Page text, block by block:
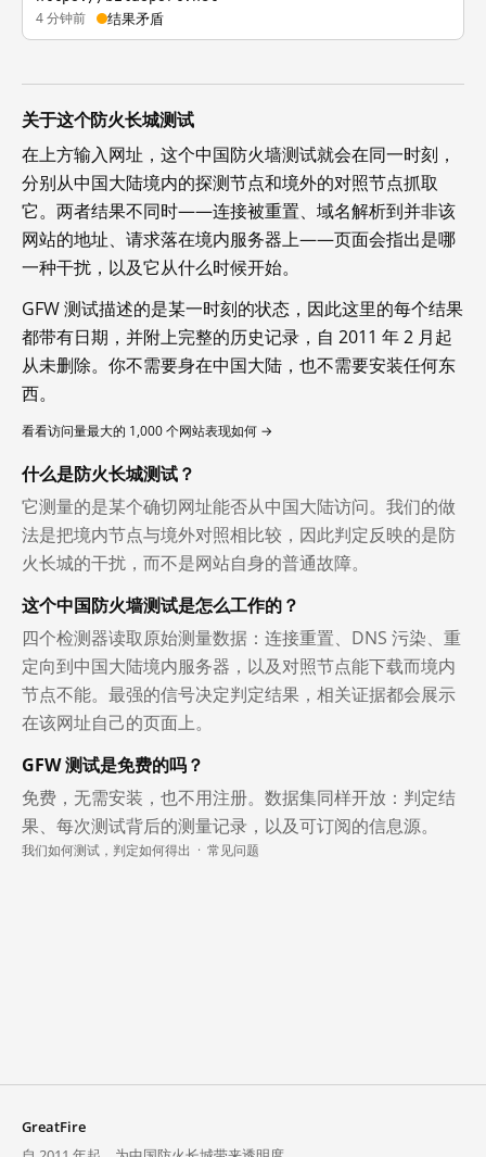
4 分钟前 结果矛盾
关于这个防火长城测试
在上方输入网址，这个中国防火墙测试就会在同一时刻，
分别从中国大陆境内的探测节点和境外的对照节点抓取
它。两者结果不同时——连接被重置、域名解析到并非该
网站的地址、请求落在境内服务器上——页面会指出是哪
一种干扰，以及它从什么时候开始。
GFW 测试描述的是某一时刻的状态，因此这里的每个结果
都带有日期，并附上完整的历史记录，自 2011 年 2 月起
从未删除。你不需要身在中国大陆，也不需要安装任何东
西。
看看访问量最大的 1,000 个网站表现如何 →
什么是防火长城测试？
它测量的是某个确切网址能否从中国大陆访问。我们的做
法是把境内节点与境外对照相比较，因此判定反映的是防
火长城的干扰，而不是网站自身的普通故障。
这个中国防火墙测试是怎么工作的？
四个检测器读取原始测量数据：连接重置、DNS 污染、重
定向到中国大陆境内服务器，以及对照节点能下载而境内
节点不能。最强的信号决定判定结果，相关证据都会展示
在该网址自己的页面上。
GFW 测试是免费的吗？
免费，无需安装，也不用注册。数据集同样开放：判定结
果、每次测试背后的测量记录，以及可订阅的信息源。
我们如何测试，判定如何得出 · 常见问题
GreatFire